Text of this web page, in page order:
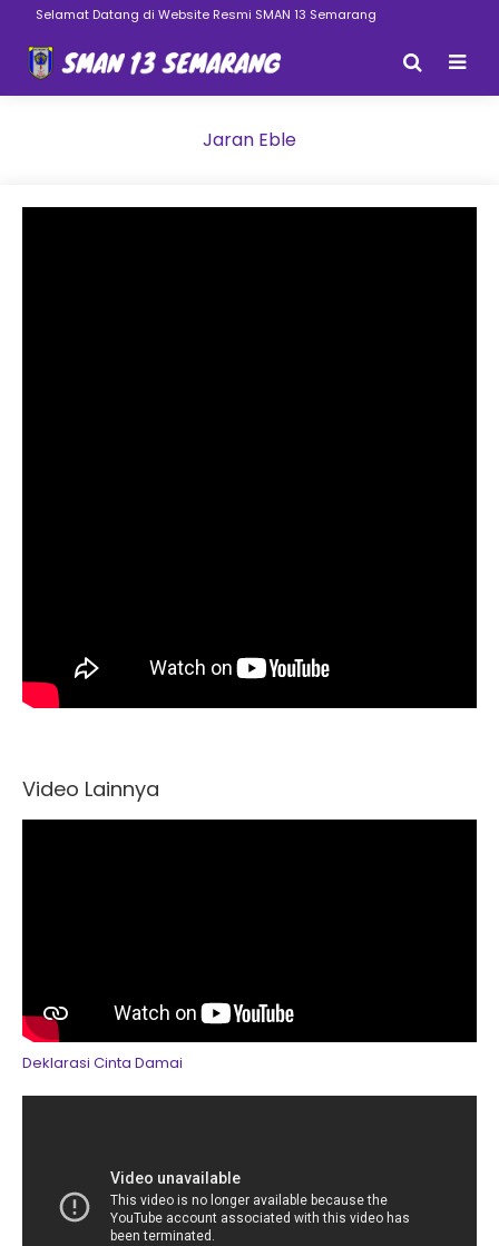
Selamat Datang di Website Resmi SMAN 13 Semarang
Jaran Eble
Video Lainnya
Deklarasi Cinta Damai